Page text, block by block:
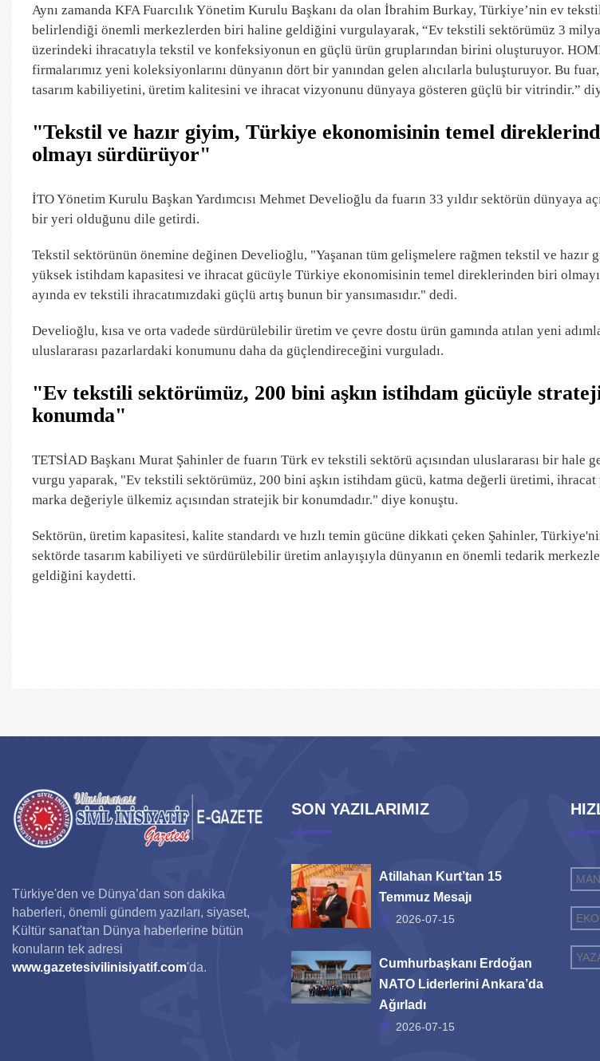
Aynı zamanda KFA Fuarcılık Yönetim Kurulu Başkanı da olan İbrahim Burkay, Türkiye’nin ev
belirlendiği önemli merkezlerden biri haline geldiğini vurgulayarak, “Ev tekstili sektörümüz 3
üzerindeki ihracatıyla tekstil ve konfeksiyonun en güçlü ürün gruplarından birini oluşturuyor.
firmalarımız yeni koleksiyonlarını dünyanın dört bir yanından gelen alıcılarla buluşturuyor. Bu
tasarım kabiliyetini, üretim kalitesini ve ihracat vizyonunu dünyaya gösteren güçlü bir vitrindir.”
"Tekstil ve hazır giyim, Türkiye ekonomisinin temel
olmayı sürdürüyor"
İTO Yönetim Kurulu Başkan Yardımcısı Mehmet Develioğlu da fuarın 33 yıldır sektörün dünyaya
bir yeri olduğunu dile getirdi.
Tekstil sektörünün önemine değinen Develioğlu, "Yaşanan tüm gelişmelere rağmen tekstil ve hazır
yüksek istihdam kapasitesi ve ihracat gücüyle Türkiye ekonomisinin temel direklerinden biri
ayında ev tekstili ihracatımızdaki güçlü artış bunun bir yansımasıdır." dedi.
Develioğlu, kısa ve orta vadede sürdürülebilir üretim ve çevre dostu ürün gamında atılan yeni
uluslararası pazarlardaki konumunu daha da güçlendireceğini vurguladı.
"Ev tekstili sektörümüz, 200 bini aşkın istihdam gücüyle
konumda"
TETSİAD Başkanı Murat Şahinler de fuarın Türk ev tekstili sektörü açısından uluslararası bir hale
vurgu yaparak, "Ev tekstili sektörümüz, 200 bini aşkın istihdam gücü, katma değerli üretimi, ihracat
marka değeriyle ülkemiz açısından stratejik bir konumdadır." diye konuştu.
Sektörün, üretim kapasitesi, kalite standardı ve hızlı temin gücüne dikkati çeken Şahinler,
sektörde tasarım kabiliyeti ve sürdürülebilir üretim anlayışıyla dünyanın en önemli tedarik
geldiğini kaydetti.
Türkiye'den ve Dünya’dan son dakika
haberleri, önemli gündem yazıları, siyaset,
Kültür sanat'tan Dünya haberlerine bütün
konuların tek adresi
www.gazetesivilinisiyatif.com'da.
SON YAZILARIMIZ
Atillahan Kurt’tan 15
Temmuz Mesajı
2026-07-15
Cumhurbaşkanı Erdoğan
NATO Liderlerini Ankara’da
Ağırladı
2026-07-15